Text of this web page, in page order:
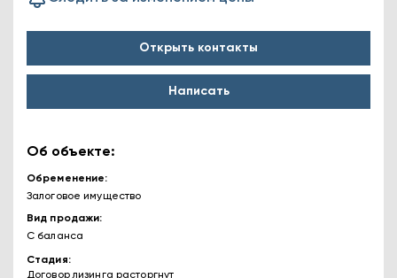
Открыть контакты
Написать
Об объекте:
Обременение
Залоговое имущество
Вид продажи
С баланса
Стадия
Договор лизинга расторгнут